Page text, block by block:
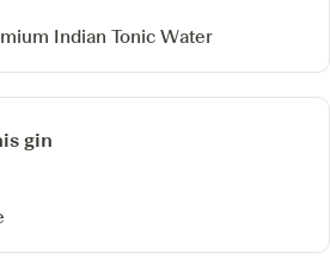
Indian Tonic Water
gin